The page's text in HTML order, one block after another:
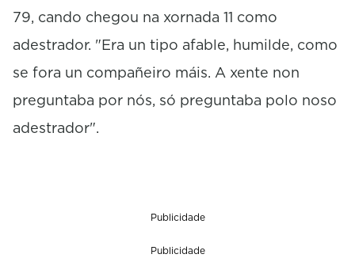
79, cando chegou na xornada 11 como
adestrador. "Era un tipo afable, humilde, como
se fora un compañeiro máis. A xente non
preguntaba por nós, só preguntaba polo noso
adestrador".
Publicidade
Publicidade